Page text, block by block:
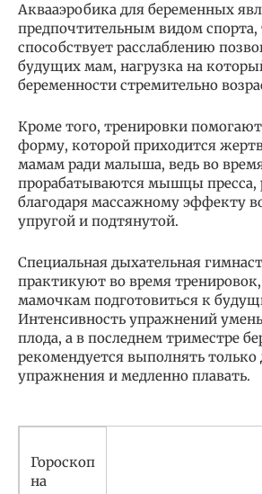
Аквааэробика для беременных
предпочтительным видом спорта,
способствует расслаблению
будущих мам, нагрузка на
беременности стремительно
Кроме того, тренировки
форму, которой приходится
мамам ради малыша, ведь во
прорабатываются мышцы пресса,
благодаря массажному эффекту
упругой и подтянутой.
Специальная дыхательная
практикуют во время
мамочкам подготовиться к
Интенсивность упражнений
плода, а в последнем триместре
рекомендуется выполнять
упражнения и медленно плавать.
Гороскоп
на